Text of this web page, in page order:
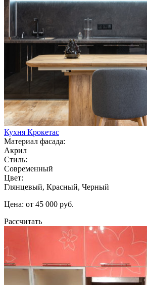
Кухня Крокетас
Материал фасада:
Акрил
Стиль:
Современный
Цвет:
Глянцевый, Красный, Черный
Цена: от 45 000 руб.
Рассчитать